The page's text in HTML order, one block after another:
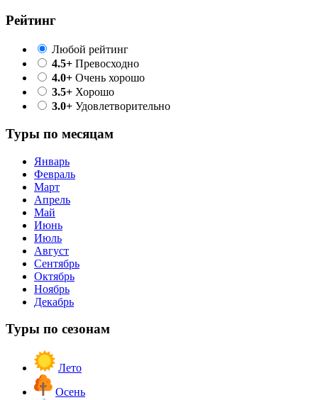
Рейтинг
Любой рейтинг
4.5+ Превосходно
4.0+ Очень хорошо
3.5+ Хорошо
3.0+ Удовлетворительно
Туры по месяцам
Январь
Февраль
Март
Апрель
Май
Июнь
Июль
Август
Сентябрь
Октябрь
Ноябрь
Декабрь
Туры по сезонам
Лето
Осень